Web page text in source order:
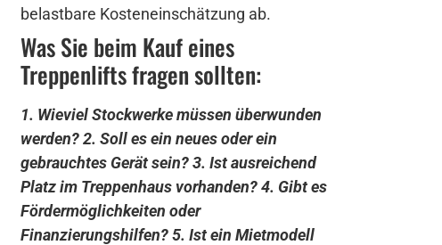
belastbare Kosteneinschätzung ab.
Was Sie beim Kauf eines
Treppenlifts fragen sollten:
1. Wieviel Stockwerke müssen überwunden
werden? 2. Soll es ein neues oder ein
gebrauchtes Gerät sein? 3. Ist ausreichend
Platz im Treppenhaus vorhanden? 4. Gibt es
Fördermöglichkeiten oder
Finanzierungshilfen? 5. Ist ein Mietmodell